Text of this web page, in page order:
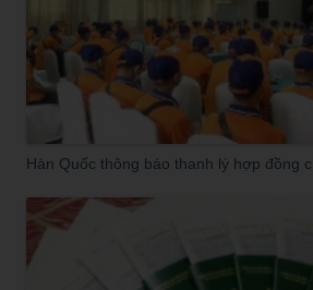
Hàn Quốc thông báo thanh lý hợp đồng